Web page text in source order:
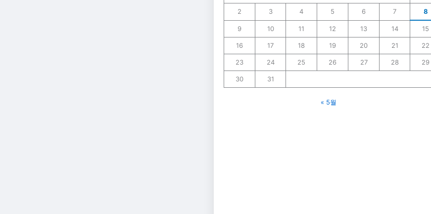
2 3 4 5 6 7 8
9 10 11 12 13 14 15
16 17 18 19 20 21 22
23 24 25 26 27 28 29
30 31
« 5월